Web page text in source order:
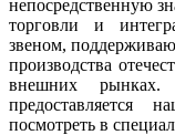
непосредственную
торговли и
звеном,
производства
внешних
предоставляется
посмотреть в